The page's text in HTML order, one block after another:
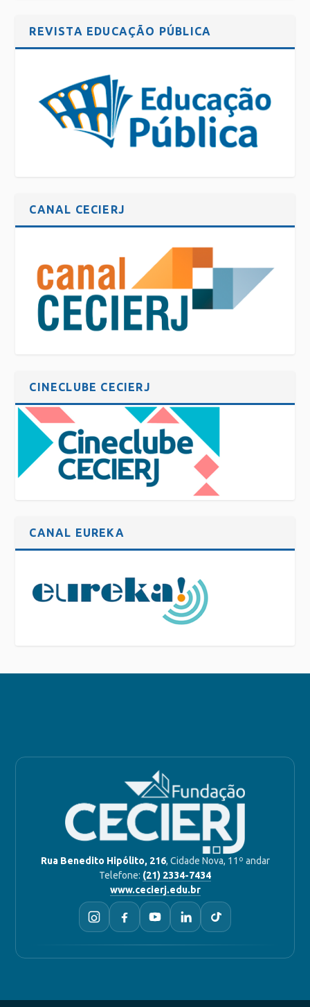
REVISTA EDUCAÇÃO PÚBLICA
CANAL CECIERJ
CINECLUBE CECIERJ
CANAL EUREKA
Rua Benedito Hipólito, 216, Cidade Nova, 11º andar
Telefone: (21) 2334-7434
www.cecierj.edu.br